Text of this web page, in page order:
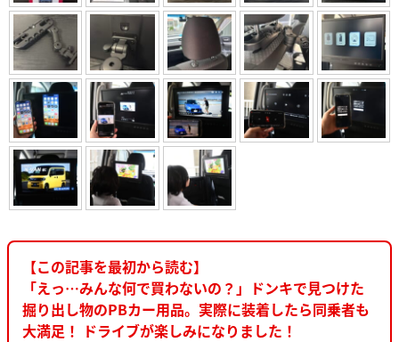
【この記事を最初から読む】
「えっ…みんな何で買わないの？」ドンキで見つけた
掘り出し物のPBカー用品。実際に装着したら同乗者も
大満足！ ドライブが楽しみになりました！